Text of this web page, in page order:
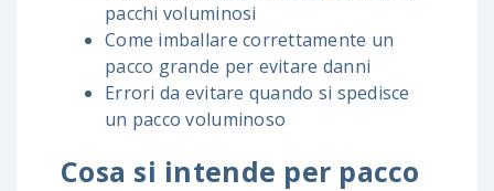
pacchi voluminosi
Come imballare correttamente un
pacco grande per evitare danni
Errori da evitare quando si spedisce
un pacco voluminoso
Cosa si intende per pacco